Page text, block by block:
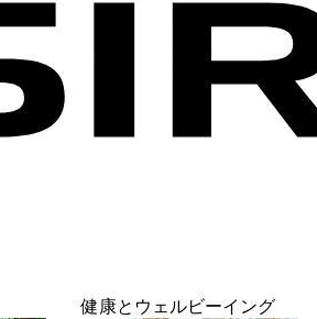
健康とウェルビーイング